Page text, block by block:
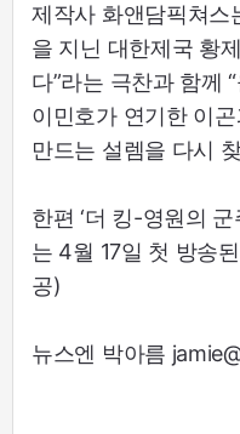
제작사 화앤담픽쳐스
을 지닌 대한제국 황
다”라는 극찬과 함께
이민호가 연기한 이
만드는 설렘을 다시
한편 ‘더 킹-영원의 군
는 4월 17일 첫 방송
공)
뉴스엔 박아름